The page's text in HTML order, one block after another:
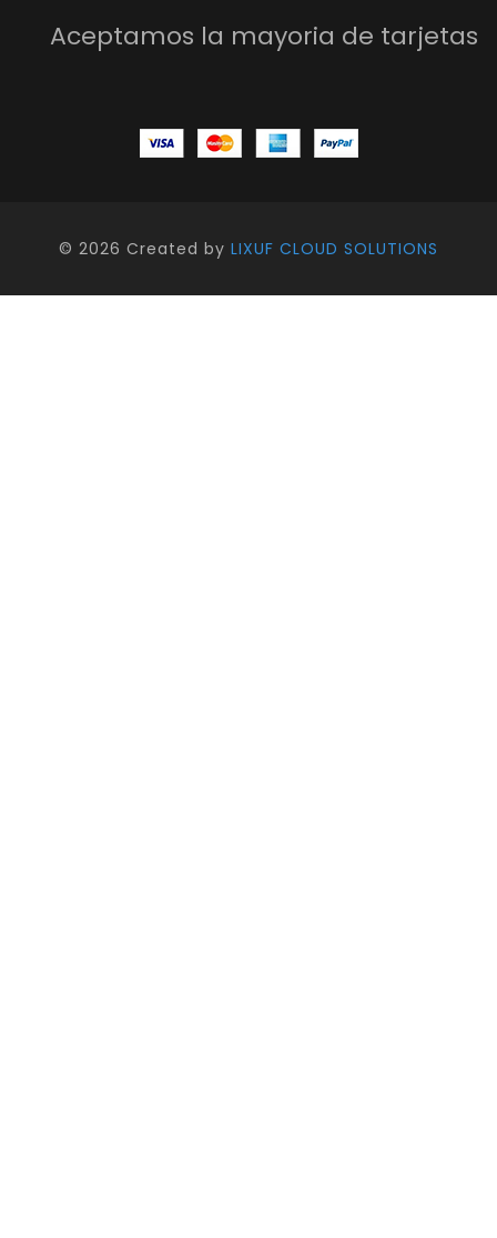
Aceptamos la mayoria de tarjetas
© 2026 Created by LIXUF CLOUD SOLUTIONS